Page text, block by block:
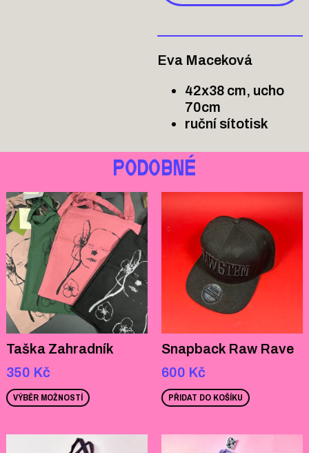
Eva Maceková
42x38 cm, ucho
70cm
ruční sítotisk
PODOBNÉ
Taška Zahradník
350 Kč
VÝBĚR MOŽNOSTÍ
Snapback Raw Rave
600 Kč
PŘIDAT DO KOŠÍKU